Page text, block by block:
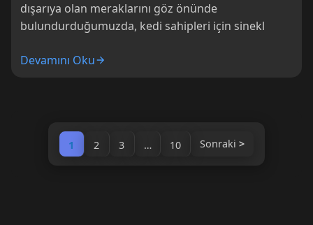
dışarıya olan meraklarını göz önünde
bulundurduğumuzda, kedi sahipleri için sinekl
Devamını Oku
1 2 3 … 10 Sonraki